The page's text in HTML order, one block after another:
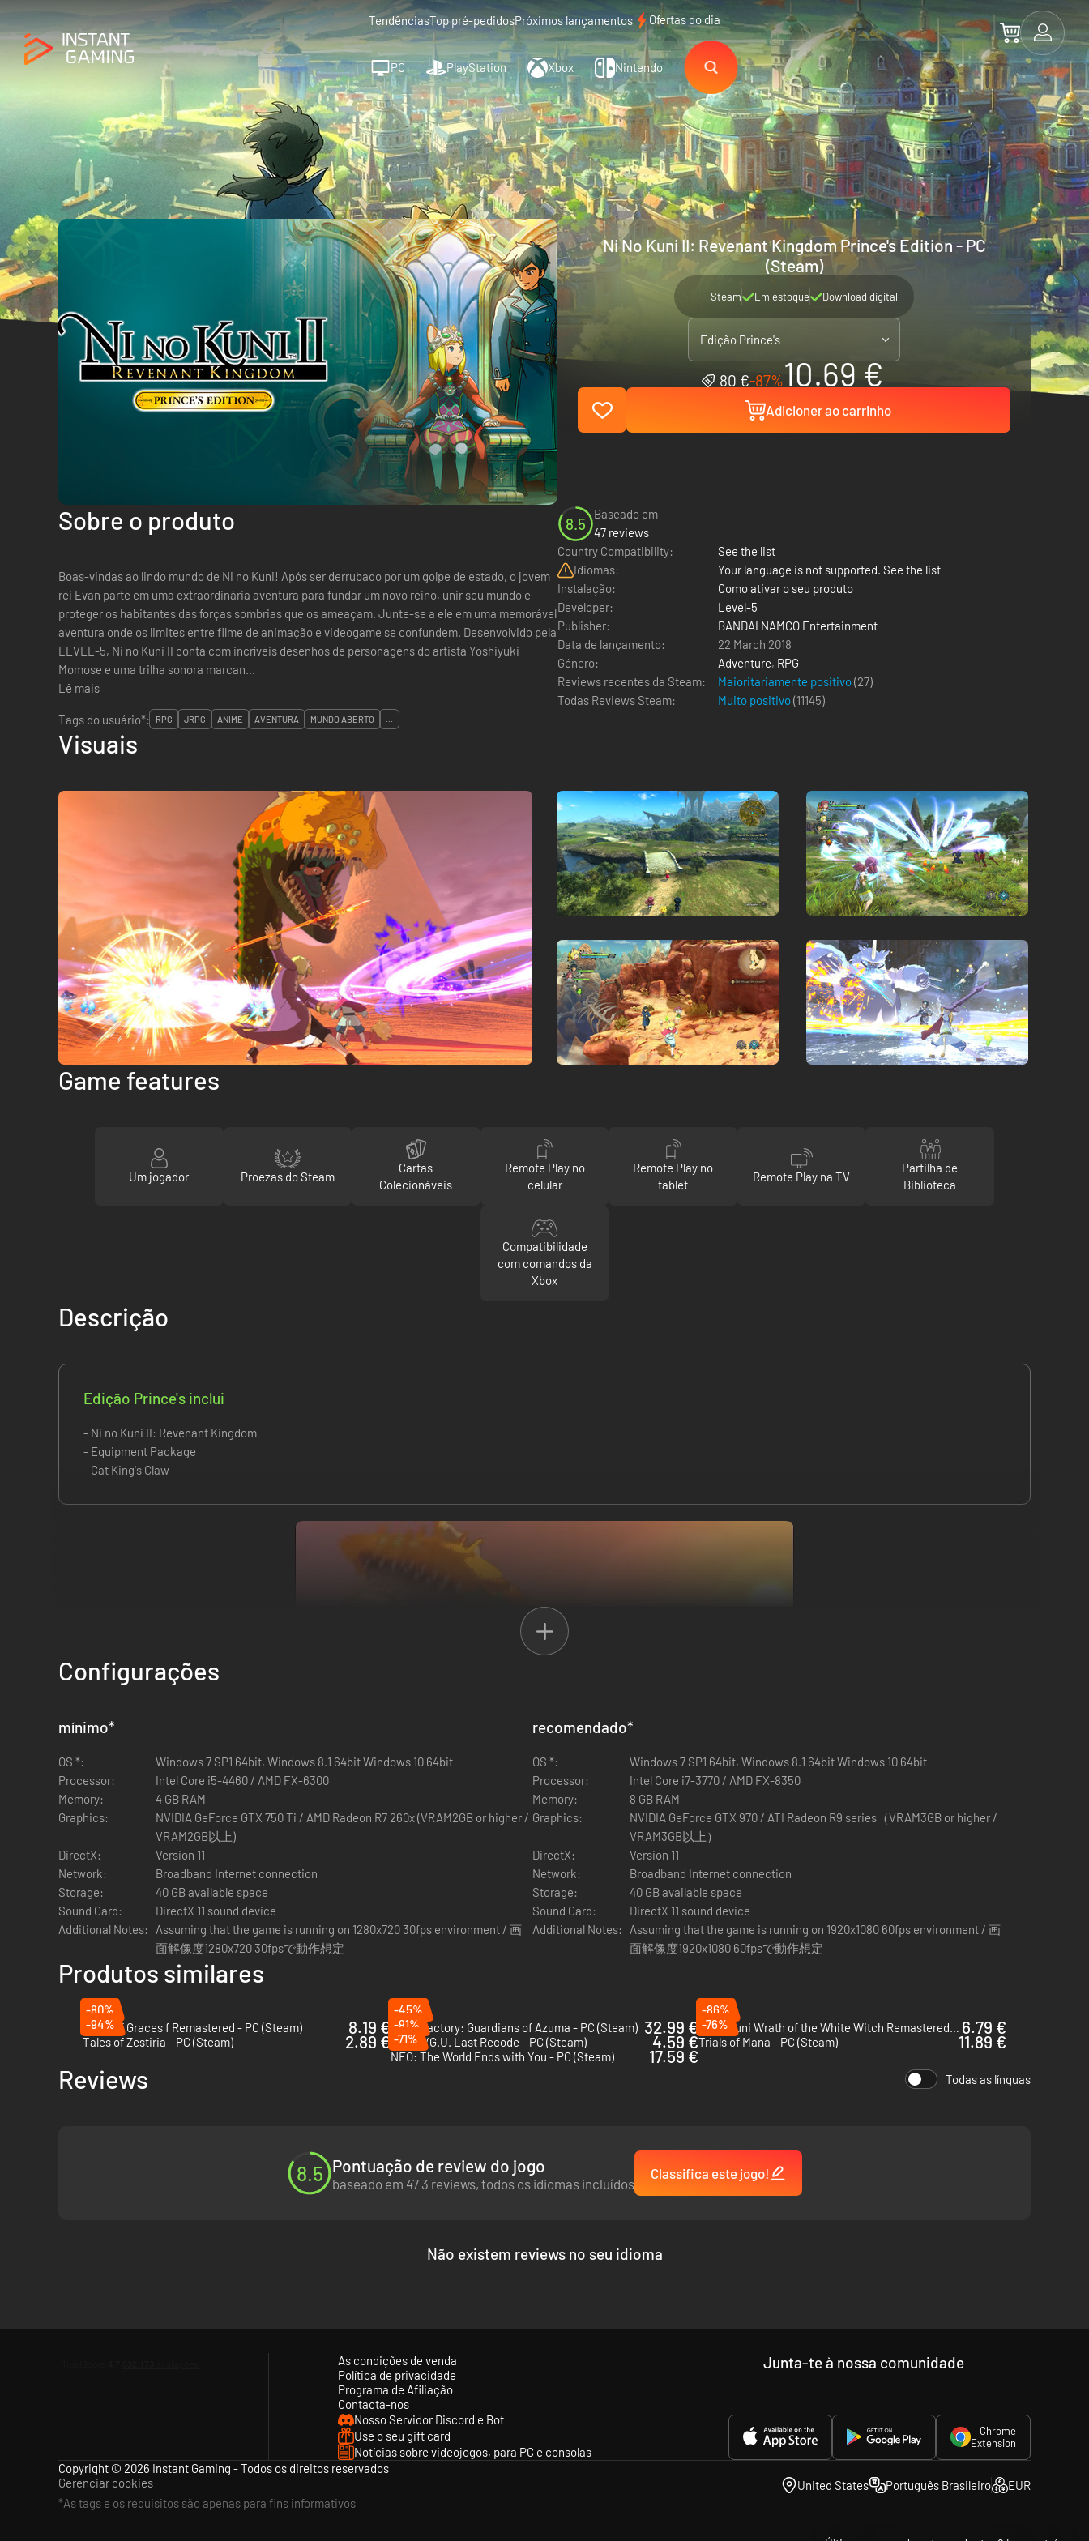
TendênciasTop pré-pedidosPróximos lançamentos Ofertas do dia
PC PlayStation Xbox Nintendo
Ni No Kuni II: Revenant Kingdom Prince's Edition - PC
(Steam)
Steam Em estoque Download digital
Edição Prince's
80 €-87%10.69 €
Adicioner ao carrinho
Sobre o produto
Boas-vindas ao lindo mundo de Ni no Kuni! Após ser derrubado por um golpe de estado, o jovem
rei Evan parte em uma extraordinária aventura para fundar um novo reino, unir seu mundo e
proteger os habitantes das forças sombrias que os ameaçam. Junte-se a ele em uma memorável
aventura onde os limites entre filme de animação e videogame se confundem. Desenvolvido pela
LEVEL-5, Ni no Kuni II conta com incríveis desenhos de personagens do artista Yoshiyuki
Momose e uma trilha sonora marcan...
Lê mais
8.5
Baseado em
47 reviews
Country Compatibility:
See the list
Idiomas:
Your language is not supported. See the list
Instalação:
Como ativar o seu produto
Developer:
Level-5
Publisher:
BANDAI NAMCO Entertainment
Data de lançamento:
22 March 2018
Género:
Adventure, RPG
Reviews recentes da Steam:
Maioritariamente positivo(27)
Todas Reviews Steam:
Muito positivo(11145)
Tags do usuário*:
RPG JRPG ANIME AVENTURA MUNDO ABERTO ...
Visuais
Game features
Um jogador Proezas do Steam
Cartas
Colecionáveis
Remote Play no
celular
Remote Play no
tablet
Remote Play na TV
Partilha de
Biblioteca
Compatibilidade
com comandos da
Xbox
Descrição
Edição Prince's inclui
- Ni no Kuni II: Revenant Kingdom
- Equipment Package
- Cat King's Claw
Boas-vindas ao lindo mundo de Ni no Kuni!
Após ser derrubado por um golpe de estado, o jovem rei Evan parte em uma extraordinária aventura para fundar um novo reino, unir seu mundo e proteger os habitantes das forças sombrias
que os ameaçam.
Junte-se a ele em uma memorável aventura onde os limites entre filme de animação e videogame se confundem. Desenvolvido pela LEVEL-5, Ni no Kuni II conta com incríveis desenhos de
personagens do artista Yoshiyuki Momose e uma trilha sonora marcante do compositor internacional Joe Hisaishi.
Configurações
mínimo*
OS *:
Windows 7 SP1 64bit, Windows 8.1 64bit Windows 10 64bit
Processor:
Intel Core i5-4460 / AMD FX-6300
Memory:
4 GB RAM
Graphics:
NVIDIA GeForce GTX 750 Ti / AMD Radeon R7 260x (VRAM2GB or higher /
VRAM2GB以上)
DirectX:
Version 11
Network:
Broadband Internet connection
Storage:
40 GB available space
Sound Card:
DirectX 11 sound device
Additional Notes:
Assuming that the game is running on 1280x720 30fps environment / 画
面解像度1280x720 30fpsで動作想定
recomendado*
OS *:
Windows 7 SP1 64bit, Windows 8.1 64bit Windows 10 64bit
Processor:
Intel Core i7-3770 / AMD FX-8350
Memory:
8 GB RAM
Graphics:
NVIDIA GeForce GTX 970 / ATI Radeon R9 series（VRAM3GB or higher /
VRAM3GB以上）
DirectX:
Version 11
Network:
Broadband Internet connection
Storage:
40 GB available space
Sound Card:
DirectX 11 sound device
Additional Notes:
Assuming that the game is running on 1920x1080 60fps environment / 画
面解像度1920x1080 60fpsで動作想定
Produtos similares
-80%
Tales of Graces f Remastered - PC (Steam)
8.19 €
-45%
Rune Factory: Guardians of Azuma - PC (Steam) 32.99 €
-86%
Ni no Kuni Wrath of the White Witch Remastered - PC (Steam) 6.79 €
-94%
Tales of Zestiria - PC (Steam)
2.89 €
-91%
.hack//G.U. Last Recode - PC (Steam)
4.59 €
-76%
Trials of Mana - PC (Steam)
11.89 €
-71%
NEO: The World Ends with You - PC (Steam)
17.59 €
Reviews Todas as línguas
8.5 Pontuação de review do jogo
baseado em 47 3 reviews, todos os idiomas incluídos
Classifica este jogo!
Não existem reviews no seu idioma
As condições de venda
Política de privacidade
Programa de Afiliação
Contacta-nos
Nosso Servidor Discord e Bot
Use o seu gift card
Notícias sobre videojogos, para PC e consolas
Junta-te à nossa comunidade
Chrome
Extension
Copyright © 2026 Instant Gaming - Todos os direitos reservados
Gerenciar cookies
*As tags e os requisitos são apenas para fins informativos
United States Português Brasileiro EUR